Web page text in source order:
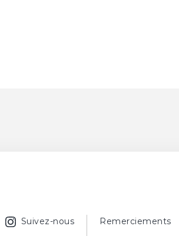
Suivez-nous Remerciements